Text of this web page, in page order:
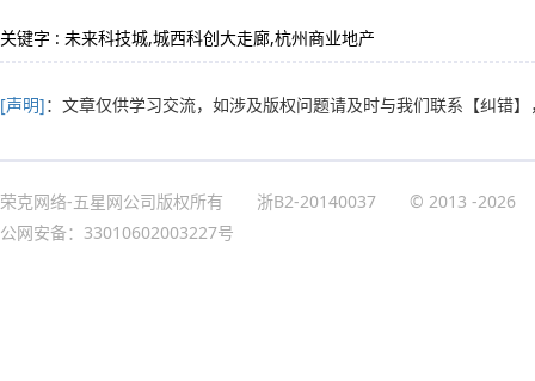
关键字 : 未来科技城,城西科创大走廊,杭州商业地产
[声明]：文章仅供学习交流，如涉及版权问题请及时与我们联系 【纠错】
荣克网络-五星网公司版权所有 浙B2-20140037 © 2013 -2026
公网安备：33010602003227号